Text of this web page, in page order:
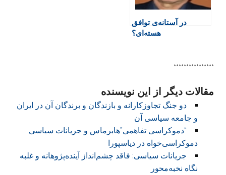
در آستانه‌ی توافق
هسته‌ای؟
****************
مقالات دیگر از این نویسنده
دو جنگ تجاوزکارانه و بازندگان و برندگان آن در ایران
و جامعه سیاسی آن
“دموکراسی تفاهمی”هابرماس و جریانات سیاسی
دموکراسی‌خواه در دیاسپورا
جریانات سیاسی: فاقد چشم‌انداز آینده‌پژوهانه و غلبه
نگاه نخبه‌محور